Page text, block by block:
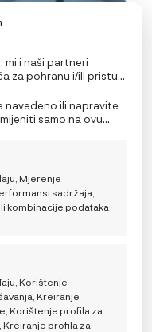
mi i naši partneri
za pohranu i/ili pristup
obradu osobnih
ili
značajke i
navedeno ili napravite
samo na ovu
na gumb za
Mjerenje
sadržaja,
kombinacije podataka
Korištenje
Kreiranje
Korištenje profila za
profila za
– ocean
€TRENUTNA